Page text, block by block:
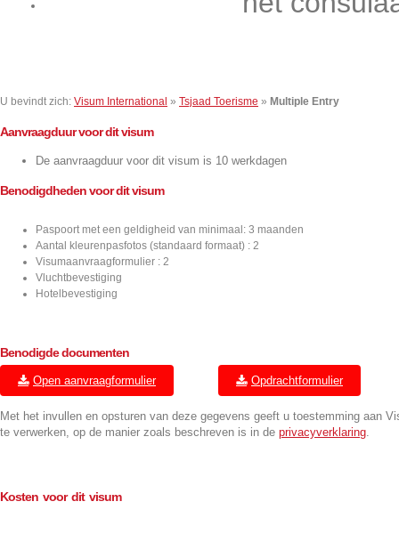
U bevindt zich: Visum International » Tsjaad Toerisme » Multiple Entry
Aanvraagduur voor dit visum
De aanvraagduur voor dit visum is 10 werkdagen
Benodigdheden voor dit visum
Paspoort met een geldigheid van minimaal: 3 maanden
Aantal kleurenpasfotos (standaard formaat) : 2
Visumaanvraagformulier : 2
Vluchtbevestiging
Hotelbevestiging
Benodigde documenten
Open aanvraagformulier Opdrachtformulier
Met het invullen en opsturen van deze gegevens geeft u toestemming aan
te verwerken, op de manier zoals beschreven is in de privacyverklaring.
Kosten voor dit visum